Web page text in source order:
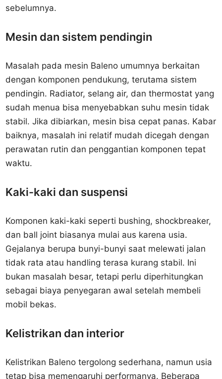
sebelumnya.
Mesin dan sistem pendingin
Masalah pada mesin Baleno umumnya berkaitan
dengan komponen pendukung, terutama sistem
pendingin. Radiator, selang air, dan thermostat yang
sudah menua bisa menyebabkan suhu mesin tidak
stabil. Jika dibiarkan, mesin bisa cepat panas. Kabar
baiknya, masalah ini relatif mudah dicegah dengan
perawatan rutin dan penggantian komponen tepat
waktu.
Kaki-kaki dan suspensi
Komponen kaki-kaki seperti bushing, shockbreaker,
dan ball joint biasanya mulai aus karena usia.
Gejalanya berupa bunyi-bunyi saat melewati jalan
tidak rata atau handling terasa kurang stabil. Ini
bukan masalah besar, tetapi perlu diperhitungkan
sebagai biaya penyegaran awal setelah membeli
mobil bekas.
Kelistrikan dan interior
Kelistrikan Baleno tergolong sederhana, namun usia
tetap bisa memengaruhi performanya. Beberapa